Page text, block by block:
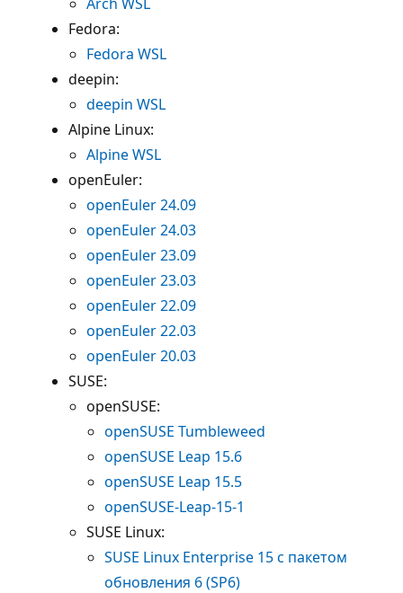
Fedora:
Fedora WSL
deepin:
deepin WSL
Alpine Linux:
Alpine WSL
openEuler:
openEuler 24.09
openEuler 24.03
openEuler 23.09
openEuler 23.03
openEuler 22.09
openEuler 22.03
openEuler 20.03
SUSE:
openSUSE:
openSUSE Tumbleweed
openSUSE Leap 15.6
openSUSE Leap 15.5
openSUSE-Leap-15-1
SUSE Linux:
SUSE Linux Enterprise 15 с пакетом
обновления 6 (SP6)